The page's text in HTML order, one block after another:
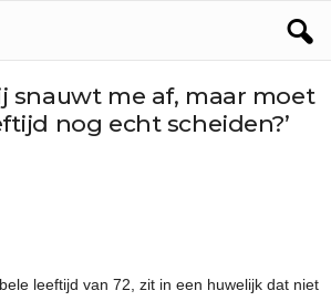
snauwt me af, maar moet
nog echt scheiden?’
leeftijd van 72, zit in een huwelijk dat niet